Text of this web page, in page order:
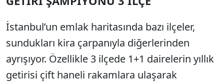
İstanbul’un emlak haritasında bazı ilçeler,
sundukları kira çarpanıyla diğerlerinden
ayrışıyor. Özellikle 3 ilçede 1+1 dairelerin yıllık
getirisi çift haneli rakamlara ulaşarak